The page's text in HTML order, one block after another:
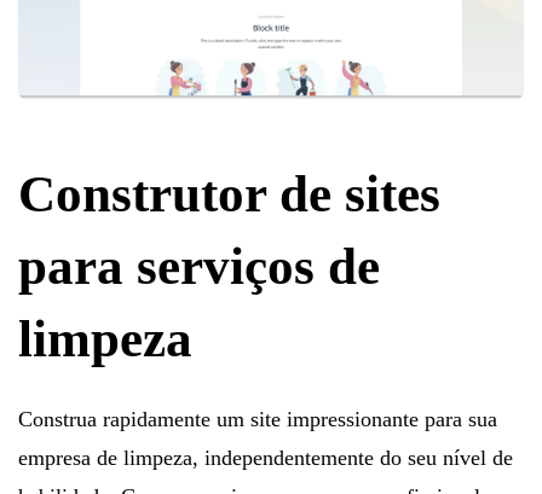
Construtor de sites
para serviços de
limpeza
Construa rapidamente um site impressionante para sua
empresa de limpeza, independentemente do seu nível de